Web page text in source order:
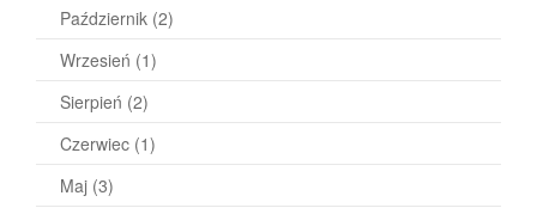
Październik (2)
Wrzesień (1)
Sierpień (2)
Czerwiec (1)
Maj (3)